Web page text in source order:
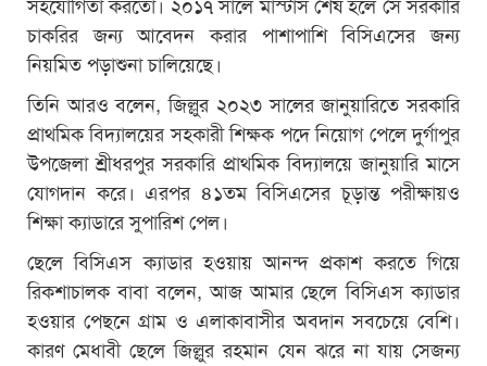
চাকরির জন্য আবেদন করার পাশাপাশি বিসিএসের জন্য
নিয়মিত পড়াশুনা চালিয়েছে।
তিনি আরও বলেন, জিল্লুর ২০২৩ সালের জানুয়ারিতে সরকারি
প্রাথমিক বিদ্যালয়ের সহকারী শিক্ষক পদে নিয়োগ পেলে দুর্গাপুর
উপজেলা শ্রীধরপুর সরকারি প্রাথমিক বিদ্যালয়ে জানুয়ারি মাসে
যোগদান করে। এরপর ৪১তম বিসিএসের চূড়ান্ত পরীক্ষায়ও
শিক্ষা ক্যাডারে সুপারিশ পেল।
ছেলে বিসিএস ক্যাডার হওয়ায় আনন্দ প্রকাশ করতে গিয়ে
রিকশাচালক বাবা বলেন, আজ আমার ছেলে বিসিএস ক্যাডার
হওয়ার পেছনে গ্রাম ও এলাকাবাসীর অবদান সবচেয়ে বেশি।
কারণ মেধাবী ছেলে জিল্লুর রহমান যেন ঝরে না যায় সেজন্য